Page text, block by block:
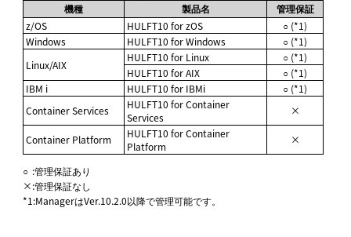
機種 製品名
管理保証
z/OS
HULFT10 for zOS
○ (*1)
Windows
HULFT10 for Windows
○ (*1)
Linux/AIX
HULFT10 for Linux
○ (*1)
HULFT10 for AIX
○ (*1)
IBM i
HULFT10 for IBMi
○ (*1)
Container Services
HULFT10 for Container
Services
×
Container Platform
HULFT10 for Container
Platform
×
○ :管理保証あり
×:管理保証なし
*1:ManagerはVer.10.2.0以降で管理可能です。